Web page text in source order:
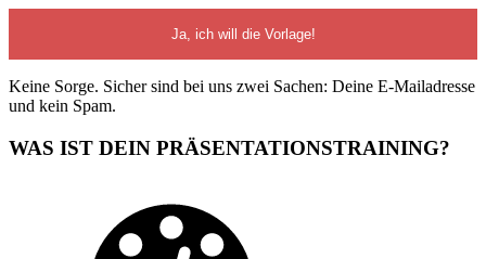
Keine Sorge. Sicher sind bei uns zwei Sachen: Deine E-Mailadresse
und kein Spam.
WAS IST DEIN PRÄSENTATIONSTRAINING?